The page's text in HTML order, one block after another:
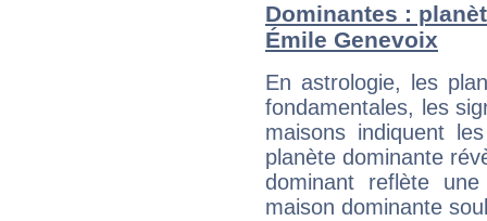
Dominantes :
Émile Genevoix
En astrologie, les
fondamentales, les
maisons indiquent
planète dominante
dominant reflète
maison dominante